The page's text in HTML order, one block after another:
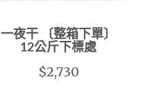
一夜干 〔整箱下單〕
12公斤下標處
$2,730